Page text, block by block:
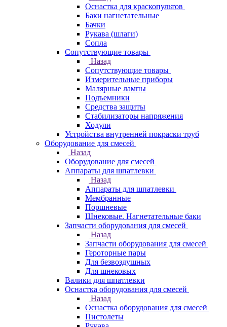
Оснастка для краскопультов
Баки нагнетательные
Бачки
Рукава (шлаги)
Сопла
Сопутствующие товары
Назад
Сопутствующие товары
Измерительные приборы
Малярные лампы
Подъемники
Средства защиты
Стабилизаторы напряжения
Ходули
Устройства внутренней покраски труб
Оборудование для смесей
Назад
Оборудование для смесей
Аппараты для шпатлевки
Назад
Аппараты для шпатлевки
Мембранные
Поршневые
Шнековые. Нагнетательные баки
Запчасти оборудования для смесей
Назад
Запчасти оборудования для смесей
Героторные пары
Для безвоздушных
Для шнековых
Валики для шпатлевки
Оснастка оборудования для смесей
Назад
Оснастка оборудования для смесей
Пистолеты